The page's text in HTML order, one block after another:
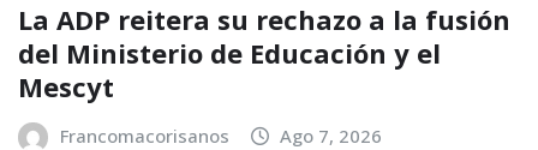
La ADP reitera su rechazo a la fusión
del Ministerio de Educación y el
Mescyt
Francomacorisanos Ago 7, 2026